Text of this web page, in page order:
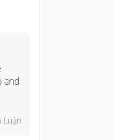
and
Luận